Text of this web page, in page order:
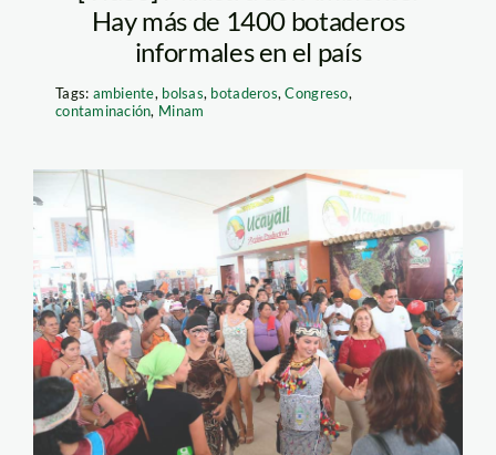
Hay más de 1400 botaderos
informales en el país
Tags: ambiente, bolsas, botaderos,Congreso,
contaminación, Minam
expoamazonica—
andina